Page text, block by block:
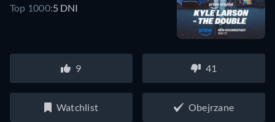
Top 1000:5 DNI
9 41
Watchlist Obejrzane